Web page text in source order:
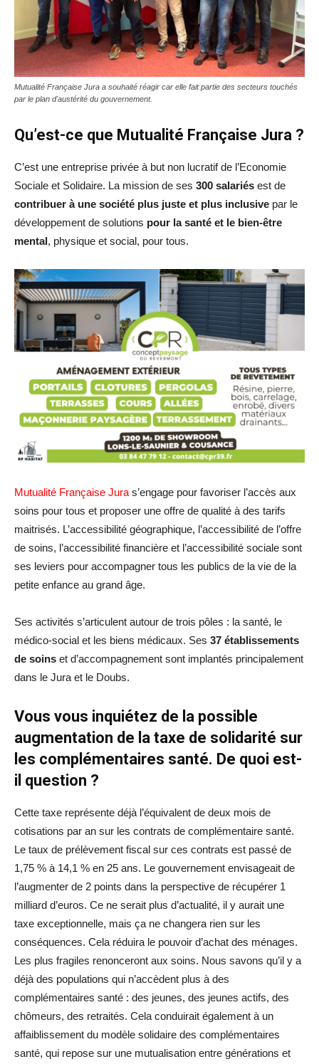
Mutualité Française Jura a souhaité réagir car elle fait partie des secteurs touchés
par le plan d'austérité du gouvernement.
Qu’est-ce que Mutualité Française Jura ?
C’est une entreprise privée à but non lucratif de l’Economie
Sociale et Solidaire. La mission de ses 300 salariés est de
contribuer à une société plus juste et plus inclusive par le
développement de solutions pour la santé et le bien-être
mental, physique et social, pour tous.
Mutualité Française Jura s’engage pour favoriser l’accès aux
soins pour tous et proposer une offre de qualité à des tarifs
maitrisés. L’accessibilité géographique, l’accessibilité de l’offre
de soins, l’accessibilité financière et l’accessibilité sociale sont
ses leviers pour accompagner tous les publics de la vie de la
petite enfance au grand âge.
Ses activités s’articulent autour de trois pôles : la santé, le
médico-social et les biens médicaux. Ses 37 établissements
de soins et d’accompagnement sont implantés principalement
dans le Jura et le Doubs.
Vous vous inquiétez de la possible
augmentation de la taxe de solidarité sur
les complémentaires santé. De quoi est-
il question ?
Cette taxe représente déjà l’équivalent de deux mois de
cotisations par an sur les contrats de complémentaire santé.
Le taux de prélèvement fiscal sur ces contrats est passé de
1,75 % à 14,1 % en 25 ans. Le gouvernement envisageait de
l’augmenter de 2 points dans la perspective de récupérer 1
milliard d’euros. Ce ne serait plus d’actualité, il y aurait une
taxe exceptionnelle, mais ça ne changera rien sur les
conséquences. Cela réduira le pouvoir d’achat des ménages.
Les plus fragiles renonceront aux soins. Nous savons qu’il y a
déjà des populations qui n’accèdent plus à des
complémentaires santé : des jeunes, des jeunes actifs, des
chômeurs, des retraités. Cela conduirait également à un
affaiblissement du modèle solidaire des complémentaires
santé, qui repose sur une mutualisation entre générations et